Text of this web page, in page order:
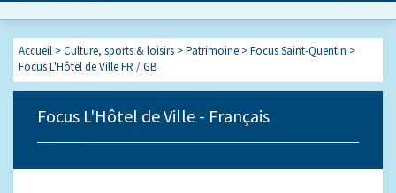
Accueil >Culture, sports & loisirs >Patrimoine >Focus Saint-Quentin >
Focus L'Hôtel de Ville FR / GB
Focus L'Hôtel de Ville - Français